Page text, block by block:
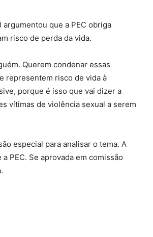
argumentou que a PEC obriga
risco de perda da vida.
Querem condenar essas
representem risco de vida à
porque é isso que vai dizer a
vítimas de violência sexual a serem
especial para analisar o tema. A
PEC. Se aprovada em comissão